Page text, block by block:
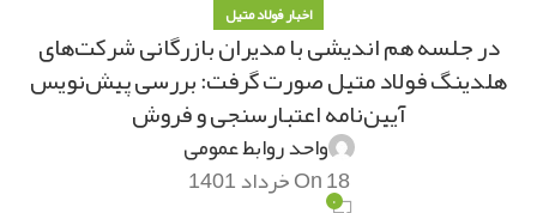
اخبار فولاد متیل
در جلسه هم اندیشی با مدیران بازرگانی شرکت‌های
هلدینگ فولاد متیل صورت گرفت: بررسی پیش‌نویس
آیین‌نامه اعتبارسنجی و فروش
واحد روابط عمومی
On 18 خرداد 1401
۰